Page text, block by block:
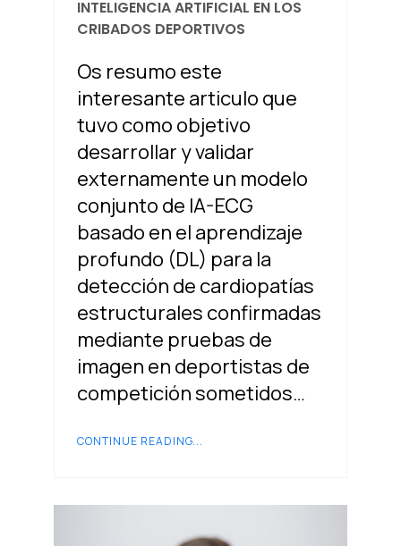
INTELIGENCIA ARTIFICIAL EN LOS
CRIBADOS DEPORTIVOS
Os resumo este
interesante articulo que
tuvo como objetivo
desarrollar y validar
externamente un modelo
conjunto de IA-ECG
basado en el aprendizaje
profundo (DL) para la
detección de cardiopatías
estructurales confirmadas
mediante pruebas de
imagen en deportistas de
competición sometidos…
CONTINUE READING...